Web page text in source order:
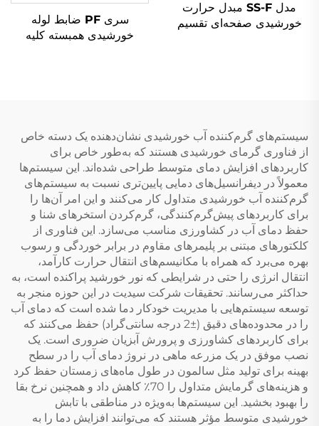
مدل SS-F مبدل حرارت
خورشیدی صفحه‌ای تقسیم
سری PF ضابط لوله
خورشیدی همبسته کلیه
سیستم‌های گرم‌کننده آب خورشیدی نشان‌دهنده یک دسته خاص
از فناوری گرمای خورشیدی هستند که به‌طور خاص برای
کاربردهای افزایش دمای متوسط طراحی شده‌اند. این سیستم‌ها
معمولاً در دیفرانسیل‌های دمایی پایین‌تری نسبت به سیستم‌های
گرم‌کننده آب خورشیدی متداول کار می‌کنند و این امر آن‌ها را
برای کاربردهای پیش‌گرم‌کنندگی، گرم‌کردن استخرهای شنا و
حفظ دمای آب در کشاورزی مناسب می‌سازد. این فناوری از
کلکتورهای مبتنی بر پلیمرهای مقاوم در برابر خوردگی و رسوب
بهره می‌برد که همراه با مکانیسم‌های انتقال حرارت کارآمد،
انتقال انرژی را حتی در شرایطی که نور خورشید پراکنده است، به
حداکثر می‌رسانند. تحقیقات شرکت سیدیت در این حوزه منجر به
توسعه سیستم‌هایی با مدیریت خودکار دما شده است که دمای آب
را در محدوده‌های دقیق (±2 درجه سانتی‌گراد) حفظ می‌کنند که
برای کاربردهای کشاورزی و پرورش آبزیان ضروری است. یک
نصب موفق در یک مزرعه ماهی در نروژ دمای آب را در سطح
بهینه برای تولید مثل سالمون در طول ماه‌های زمستان حفظ کرد
و هزینه‌های گرمایش متداول را 70٪ کاهش داد و همچنین نرخ بقا
را بهبود بخشید. این سیستم‌ها به‌ویژه در مناطقی با تابش
خورشیدی متوسط مؤثر هستند که می‌توانند افزایش دما را به